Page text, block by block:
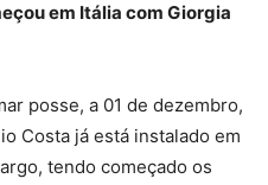
em Itália com Giorgia
posse, a 01 de dezembro,
Costa já está instalado em
tendo começado os